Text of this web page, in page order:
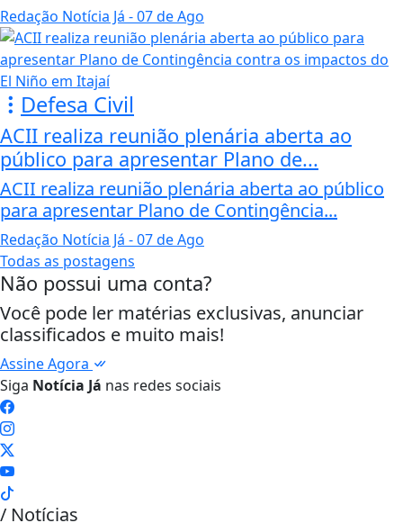
Redação Notícia Já - 07 de Ago
Defesa Civil
ACII realiza reunião plenária aberta ao
público para apresentar Plano de...
ACII realiza reunião plenária aberta ao público
para apresentar Plano de Contingência...
Redação Notícia Já - 07 de Ago
Todas as postagens
Não possui uma conta?
Você pode ler matérias exclusivas, anunciar
classificados e muito mais!
Assine Agora
Siga Notícia Já nas redes sociais
/ Notícias